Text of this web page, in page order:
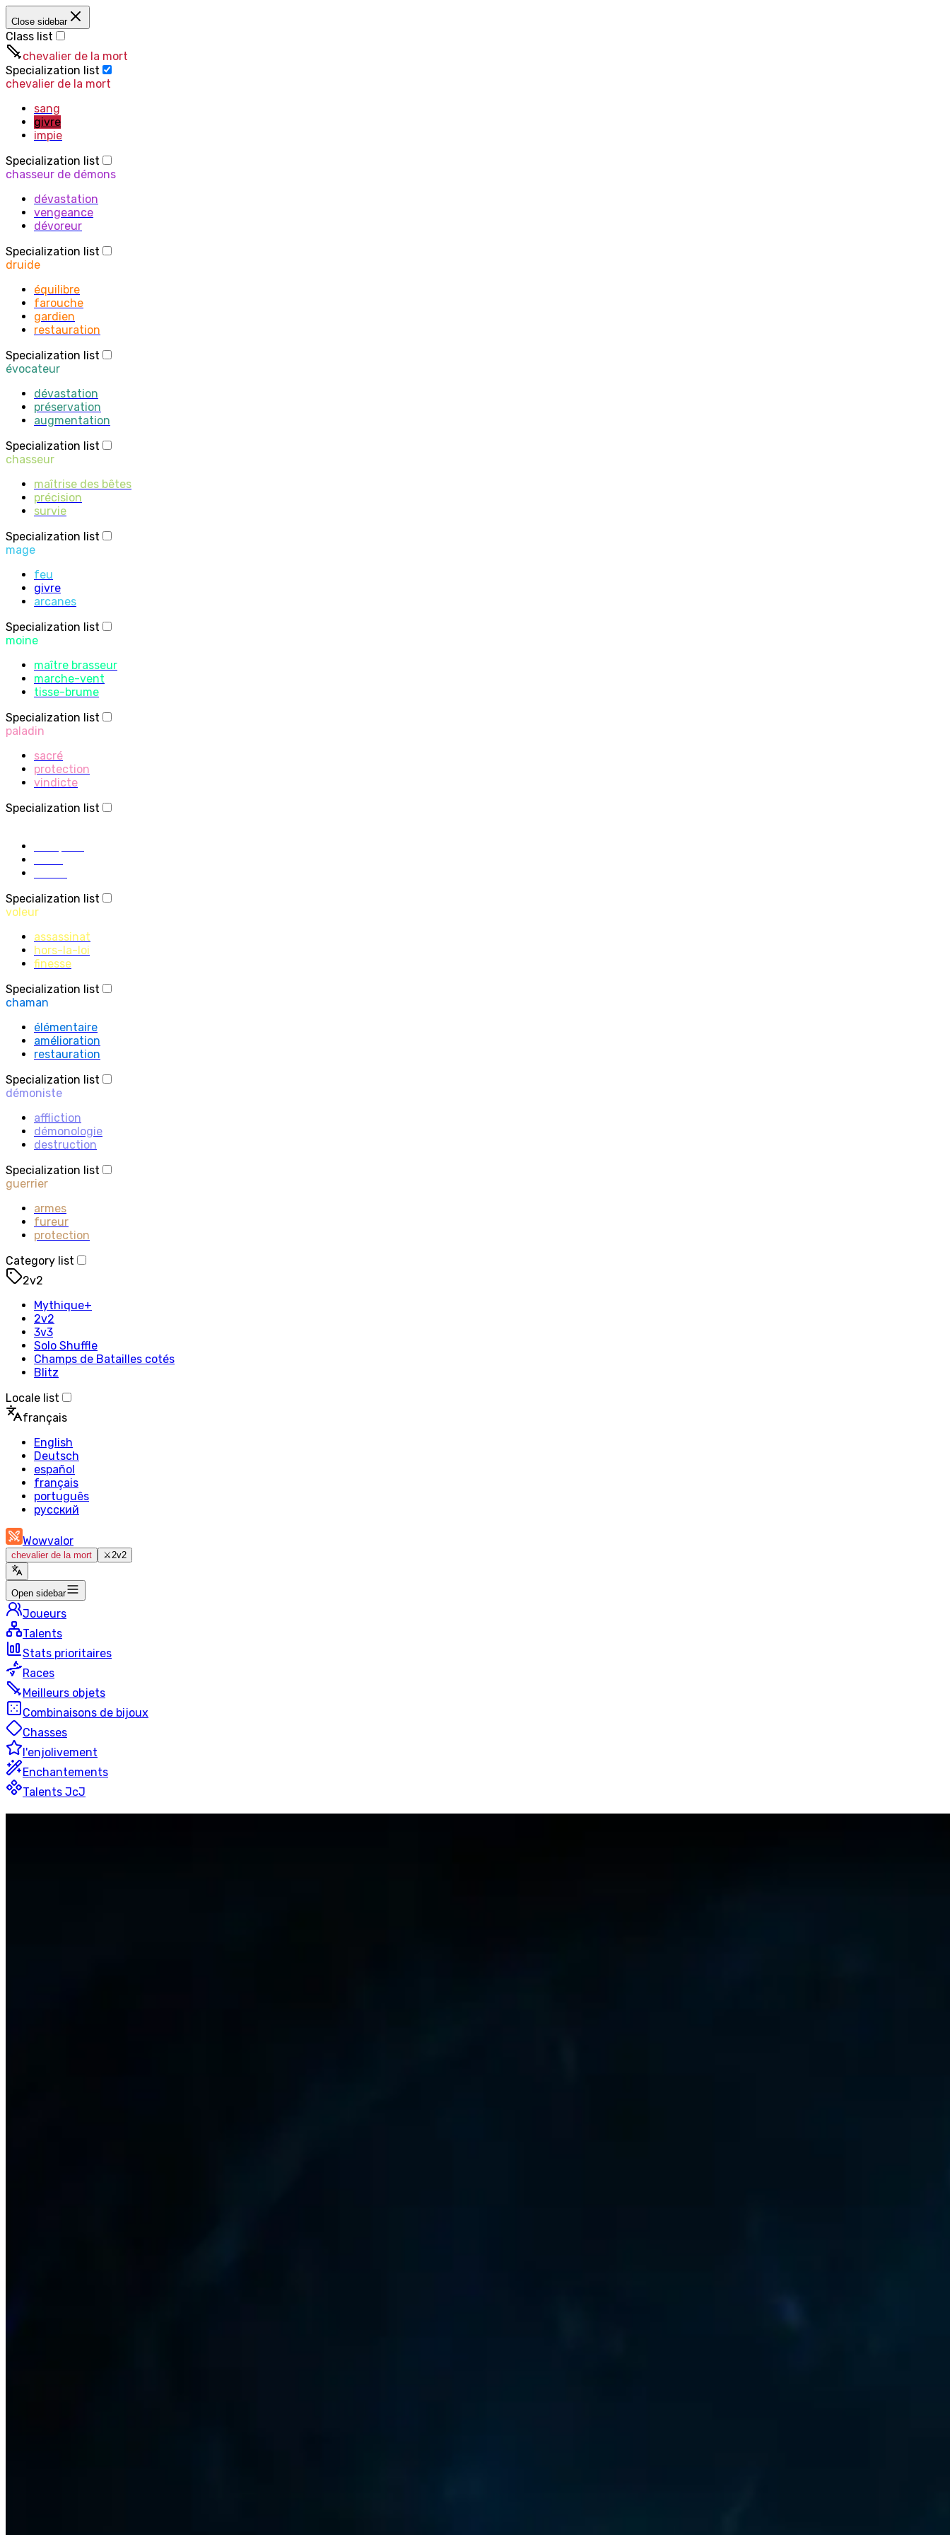
Close sidebar
Class list
chevalier de la mort
Specialization list
chevalier de la mort
sang
givre
impie
Specialization list
chasseur de démons
dévastation
vengeance
dévoreur
Specialization list
druide
équilibre
farouche
gardien
restauration
Specialization list
évocateur
dévastation
préservation
augmentation
Specialization list
chasseur
maîtrise des bêtes
précision
survie
Specialization list
mage
feu
givre
arcanes
Specialization list
moine
maître brasseur
marche-vent
tisse-brume
Specialization list
paladin
sacré
protection
vindicte
Specialization list
Specialization list
voleur
assassinat
hors-la-loi
finesse
Specialization list
chaman
élémentaire
amélioration
restauration
Specialization list
démoniste
affliction
démonologie
destruction
Specialization list
guerrier
armes
fureur
protection
Category list
2v2
Mythique+
2v2
3v3
Solo Shuffle
Champs de Batailles cotés
Blitz
Locale list
français
English
Deutsch
español
français
português
русский
Wowvalor
chevalier de la mort ⚔️2v2
Open sidebar
Joueurs
Talents
Stats prioritaires
Races
Meilleurs objets
Combinaisons de bijoux
Chasses
l'enjolivement
Enchantements
Talents JcJ